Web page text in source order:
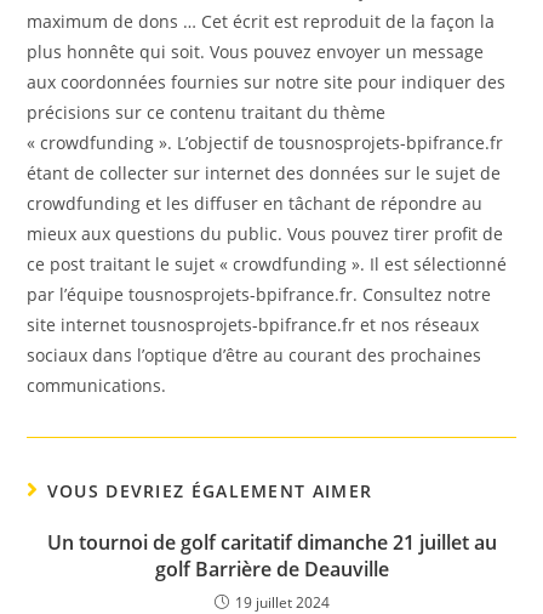
maximum de dons … Cet écrit est reproduit de la façon la
plus honnête qui soit. Vous pouvez envoyer un message
aux coordonnées fournies sur notre site pour indiquer des
précisions sur ce contenu traitant du thème
« crowdfunding ». L’objectif de tousnosprojets-bpifrance.fr
étant de collecter sur internet des données sur le sujet de
crowdfunding et les diffuser en tâchant de répondre au
mieux aux questions du public. Vous pouvez tirer profit de
ce post traitant le sujet « crowdfunding ». Il est sélectionné
par l’équipe tousnosprojets-bpifrance.fr. Consultez notre
site internet tousnosprojets-bpifrance.fr et nos réseaux
sociaux dans l’optique d’être au courant des prochaines
communications.
VOUS DEVRIEZ ÉGALEMENT AIMER
Un tournoi de golf caritatif dimanche 21 juillet au
golf Barrière de Deauville
19 juillet 2024